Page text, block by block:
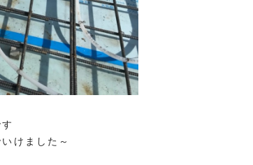
けました～